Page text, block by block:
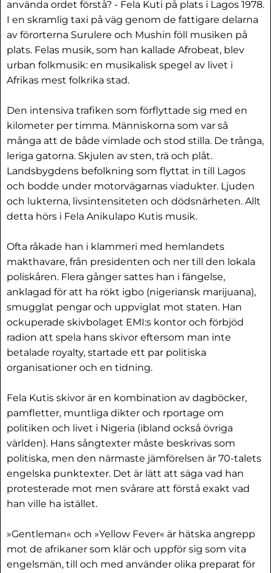
använda ordet förstå? - Fela Kuti på plats i Lagos 1978.
I en skramlig taxi på väg genom de fattigare delarna
av förorterna Surulere och Mushin föll musiken på
plats. Felas musik, som han kallade Afrobeat, blev
urban folkmusik: en musikalisk spegel av livet i
Afrikas mest folkrika stad.
Den intensiva trafiken som förflyttade sig med en
kilometer per timma. Människorna som var så
många att de både vimlade och stod stilla. De trånga,
leriga gatorna. Skjulen av sten, trä och plåt.
Landsbygdens befolkning som flyttat in till Lagos
och bodde under motorvägarnas viadukter. Ljuden
och lukterna, livsintensiteten och dödsnärheten. Allt
detta hörs i Fela Anikulapo Kutis musik.
Ofta råkade han i klammeri med hemlandets
makthavare, från presidenten och ner till den lokala
poliskåren. Flera gånger sattes han i fängelse,
anklagad för att ha rökt igbo (nigeriansk marijuana),
smugglat pengar och uppviglat mot staten. Han
ockuperade skivbolaget EMI:s kontor och förbjöd
radion att spela hans skivor eftersom man inte
betalade royalty, startade ett par politiska
organisationer och en tidning.
Fela Kutis skivor är en kombination av dagböcker,
pamfletter, muntliga dikter och rportage om
politiken och livet i Nigeria (ibland också övriga
världen). Hans sångtexter måste beskrivas som
politiska, men den närmaste jämförelsen är 70-talets
engelska punktexter. Det är lätt att säga vad han
protesterade mot men svårare att förstå exakt vad
han ville ha istället.
»Gentleman« och »Yellow Fever« är hätska angrepp
mot de afrikaner som klär och uppför sig som vita
engelsmän, till och med använder olika preparat för